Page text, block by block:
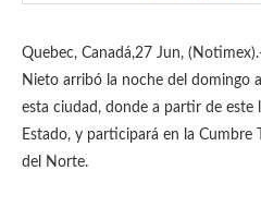
Quebec, Canadá,27 Jun,
Nieto arribó la noche del domingo
esta ciudad, donde a partir de este
Estado, y participará en la Cumbre
del Norte.